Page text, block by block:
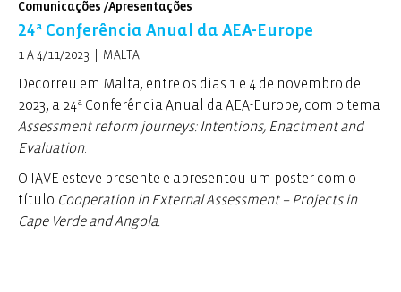
(PNL2027)
Comunicações /Apresentações
24ª Conferência Anual da AEA-Europe
1 A 4/11/2023 | MALTA
Decorreu em Malta, entre os dias 1 e 4 de novembro de
2023, a 24ª Conferência Anual da AEA-Europe, com o tema
Assessment reform journeys: Intentions, Enactment and
Evaluation.
O IAVE esteve presente e apresentou um poster com o
título Cooperation in External Assessment – Projects in
Cape Verde and Angola.